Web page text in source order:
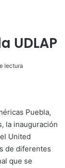
UDLAP
lectura
Puebla,
la inauguración
United
de diferentes
que se